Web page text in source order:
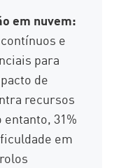
em nuvem:
e
para
de
recursos
31%
em